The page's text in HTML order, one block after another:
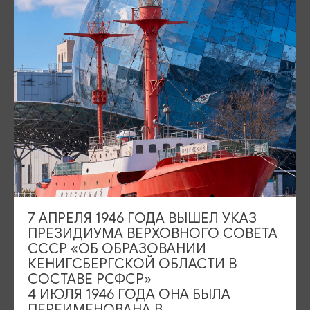
13.06.2026, 21:00
МЕСТО ПРОВЕДЕНИЯ
Третьяковская галерея в Калининграде, Парадная набережная,
здание 3, Калининград
Показать на карте
ТЕЛЕФОН
+7 (4012) 99-55-55
kaliningrad@tretyakov.ru
ВОЗРАСТНЫЕ ОГРАНИЧЕНИЯ
12+
БИЛЕТЫ
7 АПРЕЛЯ 1946 ГОДА ВЫШЕЛ УКАЗ
ПРЕЗИДИУМА ВЕРХОВНОГО СОВЕТА
СССР «ОБ ОБРАЗОВАНИИ
КЕНИГСБЕРГСКОЙ ОБЛАСТИ В
СОСТАВЕ РСФСР»
4 ИЮЛЯ 1946 ГОДА ОНА БЫЛА